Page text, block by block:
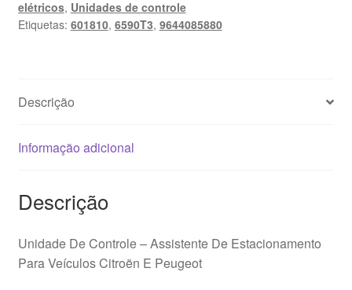
elétricos, Unidades de controle
Etiquetas: 601810, 6590T3, 9644085880
Descrição
Informação adicional
Descrição
Unidade De Controle – Assistente De Estacionamento
Para Veículos Citroën E Peugeot